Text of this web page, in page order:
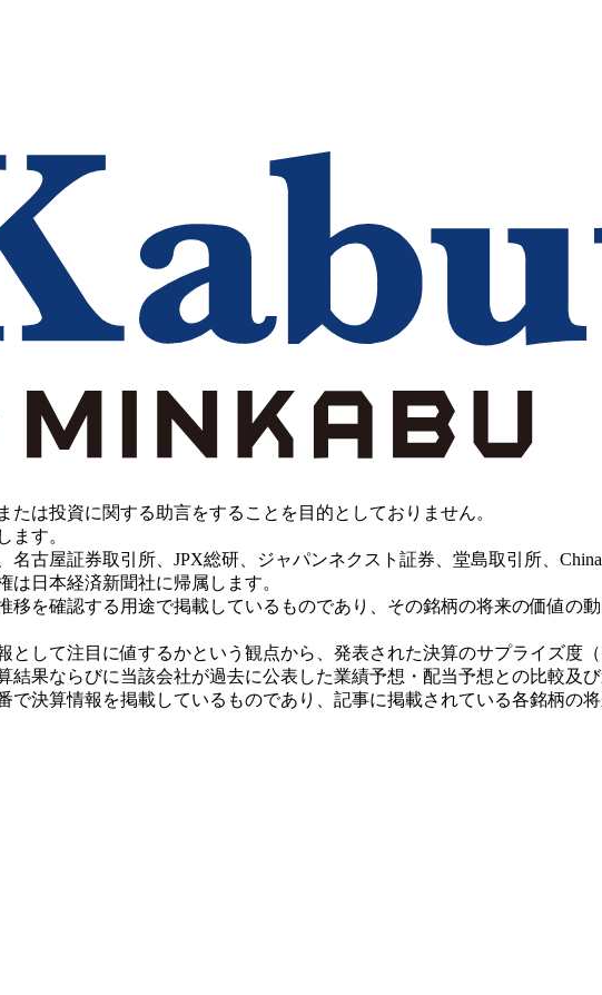
は投資に関する助言をすることを目的としておりません。
ます。
古屋証券取引所、JPX総研、ジャパンネクスト証券、堂島取引所、China
日本経済新聞社に帰属します。
を確認する用途で掲載しているものであり、その銘柄の将来の価値の
して注目に値するかという観点から、発表された決算のサプライズ度
果ならびに当該会社が過去に公表した業績予想・配当予想との比較及
決算情報を掲載しているものであり、記事に掲載されている各銘柄の